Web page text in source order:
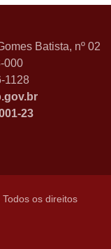
Batista, nº 02
000
1128
23
os direitos